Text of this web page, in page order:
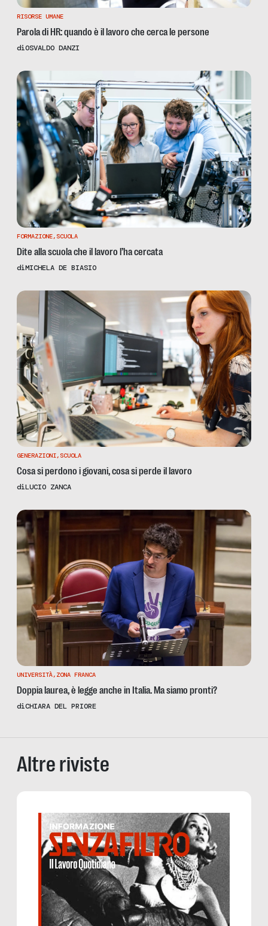
RISORSE UMANE
Parola di HR: quando è il lavoro che cerca le persone
diOSVALDO DANZI
FORMAZIONE, SCUOLA
Dite alla scuola che il lavoro l’ha cercata
diMICHELA DE BIASIO
GENERAZIONI, SCUOLA
Cosa si perdono i giovani, cosa si perde il lavoro
diLUCIO ZANCA
UNIVERSITÀ, ZONA FRANCA
Doppia laurea, è legge anche in Italia. Ma siamo pronti?
diCHIARA DEL PRIORE
Altre riviste